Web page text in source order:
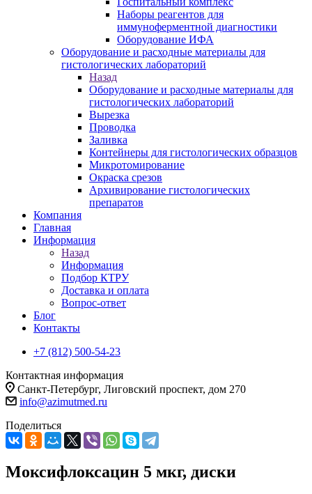
Наборы реагентов для
иммуноферментной диагностики
Оборудование ИФА
Оборудование и расходные материалы для
гистологических лабораторий
Назад
Оборудование и расходные материалы для
гистологических лабораторий
Вырезка
Проводка
Заливка
Контейнеры для гистологических образцов
Микротомирование
Окраска срезов
Архивирование гистологических
препаратов
Компания
Главная
Информация
Назад
Информация
Подбор КТРУ
Доставка и оплата
Вопрос-ответ
Блог
Контакты
+7 (812) 500-54-23
Контактная информация
Санкт-Петербург, Лиговский проспект, дом 270
info@azimutmed.ru
Поделиться
Моксифлоксацин 5 мкг, диски